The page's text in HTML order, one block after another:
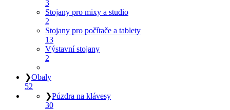
3
Stojany pro mixy a studio
2
Stojany pro počítače a tablety
13
Výstavní stojany
2
❯Obaly
52
❯Púzdra na klávesy
30